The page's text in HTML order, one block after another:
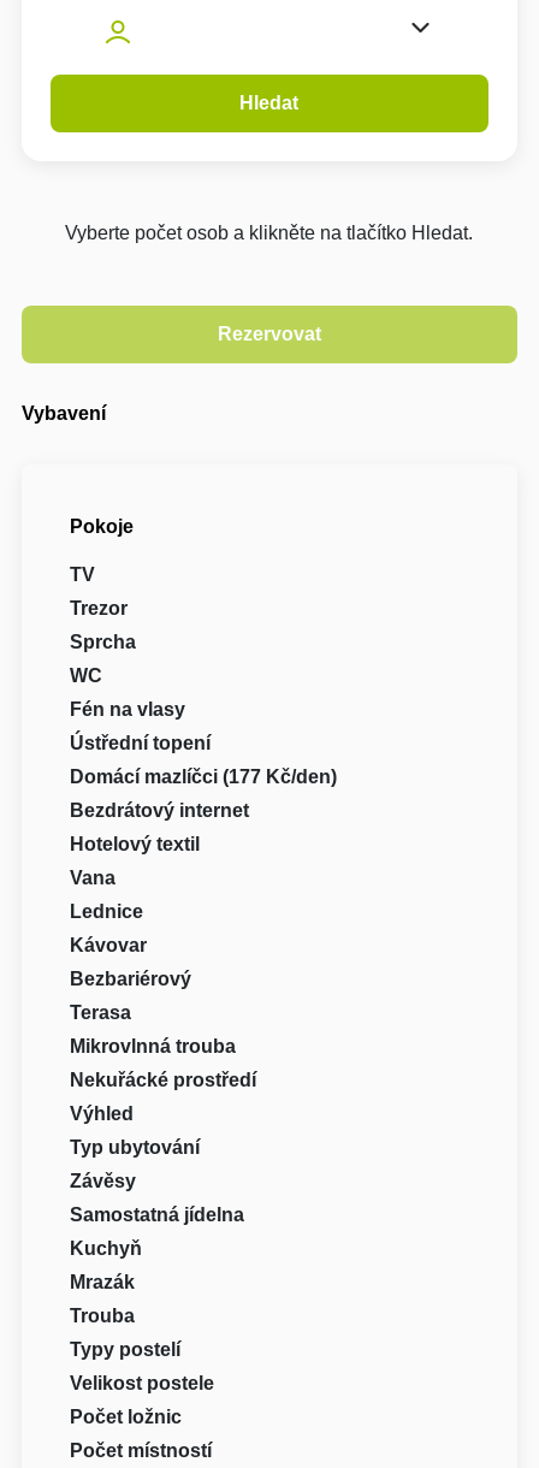
Hledat
Vyberte počet osob a klikněte na tlačítko Hledat.
Vybavení
Pokoje
TV
Trezor
Sprcha
WC
Fén na vlasy
Ústřední topení
Domácí mazlíčci (177 Kč/den)
Bezdrátový internet
Hotelový textil
Vana
Lednice
Kávovar
Bezbariérový
Terasa
Mikrovlnná trouba
Nekuřácké prostředí
Výhled
Typ ubytování
Závěsy
Samostatná jídelna
Kuchyň
Mrazák
Trouba
Typy postelí
Velikost postele
Počet ložnic
Počet místností